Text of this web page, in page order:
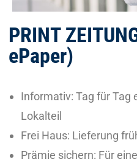
PRINT
ePaper)
Informativ: Tag für Tag
Lokalteil
Frei Haus: Lieferung
Prämie sichern: Für